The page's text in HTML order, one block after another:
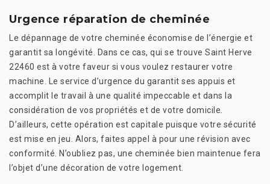
Urgence réparation de cheminée
Le dépannage de votre cheminée économise de l’énergie et
garantit sa longévité. Dans ce cas, qui se trouve Saint Herve
22460 est à votre faveur si vous voulez restaurer votre
machine. Le service d’urgence du garantit ses appuis et
accomplit le travail à une qualité impeccable et dans la
considération de vos propriétés et de votre domicile.
D’ailleurs, cette opération est capitale puisque votre sécurité
est mise en jeu. Alors, faites appel à pour une révision avec
conformité. N’oubliez pas, une cheminée bien maintenue fera
l’objet d’une décoration de votre logement.